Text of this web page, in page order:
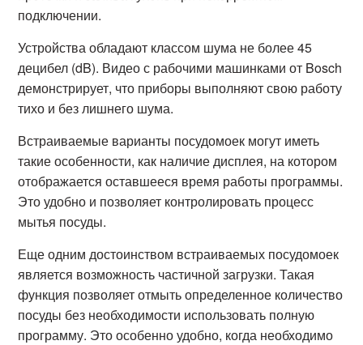
подключении.
Устройства обладают классом шума не более 45
децибел (dB). Видео с рабочими машинками от Bosch
демонстрирует, что приборы выполняют свою работу
тихо и без лишнего шума.
Встраиваемые варианты посудомоек могут иметь
такие особенности, как наличие дисплея, на котором
отображается оставшееся время работы программы.
Это удобно и позволяет контролировать процесс
мытья посуды.
Еще одним достоинством встраиваемых посудомоек
является возможность частичной загрузки. Такая
функция позволяет отмыть определенное количество
посуды без необходимости использовать полную
программу. Это особенно удобно, когда необходимо